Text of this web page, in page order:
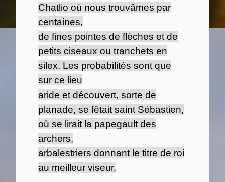
Chatlio où nous trouvâmes par
centaines,
de fines pointes de flèches et de
petits ciseaux ou tranchets en
silex. Les probabilités sont que
sur ce lieu
aride et découvert, sorte de
planade, se fêtait saint Sébastien,
où se lirait la papegault des
archers,
arbalestriers donnant le titre de roi
au meilleur viseur.